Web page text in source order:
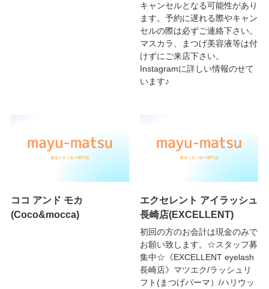
キャンセルとなる可能性があり
ます。予約に遅れる際やキャン
セルの際は必ずご連絡下さい。
マスカラ、まつげ美容液等は付
けずにご来店下さい。
Instagramに詳しい情報のせて
います♪
ココ アンド モカ
(Coco&mocca)
エクセレント アイラッシュ
長崎店(EXCELLENT)
初回の方のお会計は現金のみで
お願い致します。☆スタッフ募
集中☆《EXCELLENT eyelash
長崎店》マツエク/ラッシュリ
フト(まつげパーマ）/ハリウッ